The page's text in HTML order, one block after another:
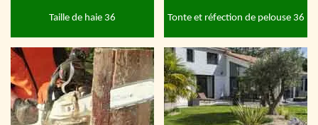
Taille de haie 36 Tonte et réfection de pelouse 36